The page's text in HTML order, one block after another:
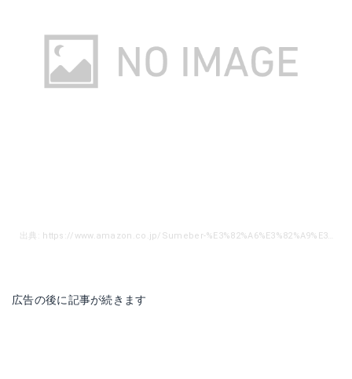
広告の後に記事が続きます